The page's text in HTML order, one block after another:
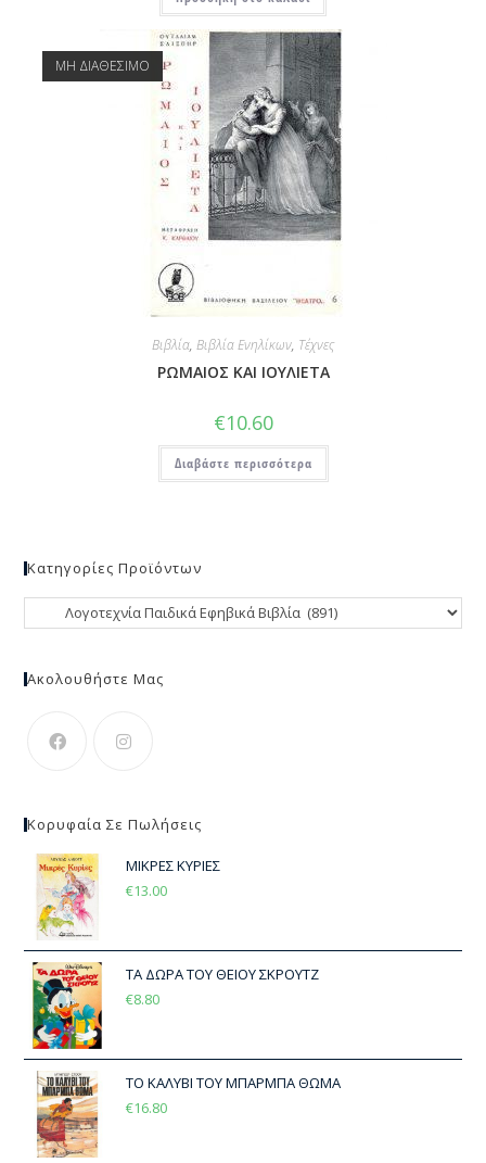
ΜΗ ΔΙΑΘΕΣΙΜΟ
Βιβλία, Βιβλία Ενηλίκων, Τέχνες
ΡΩΜΑΙΟΣ ΚΑΙ ΙΟΥΛΙΕΤΑ
€10.60
Διαβάστε περισσότερα
Κατηγορίες Προϊόντων
Ακολουθήστε Μας
Κορυφαία Σε Πωλήσεις
ΜΙΚΡΕΣ ΚΥΡΙΕΣ
€13.00
ΤΑ ΔΩΡΑ ΤΟΥ ΘΕΙΟΥ ΣΚΡΟΥΤΖ
€8.80
ΤΟ ΚΑΛΥΒΙ ΤΟΥ ΜΠΑΡΜΠΑ ΘΩΜΑ
€16.80